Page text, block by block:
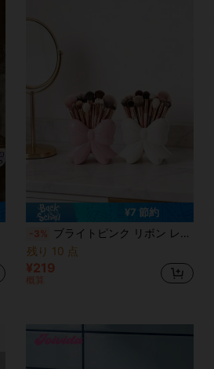
¥7 節約
-3%
ブライトピンク リボン レジン製メイクブラシホルダー - かわいい3Dリボンデザイン、大容量収納スペース、ドレッサーやバスルームのカウンターにメイクブラシ、ペン、化粧品を収納するのに最適。メイクアップ愛好家にとって甘いガーリーなタッチを加え、実用的な収納アイテムとホームデコレーション、バレンタインデーのギフトや入学祝いに最適な選択です。
残り 10 点
¥219
概算